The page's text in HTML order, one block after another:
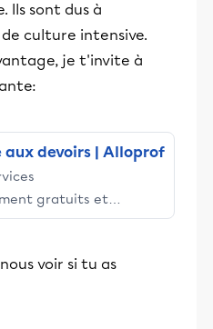
Ils sont dus à
culture intensive.
je t'invite à
devoirs | Alloprof
gratuits et
engage les élèves
voir si tu as